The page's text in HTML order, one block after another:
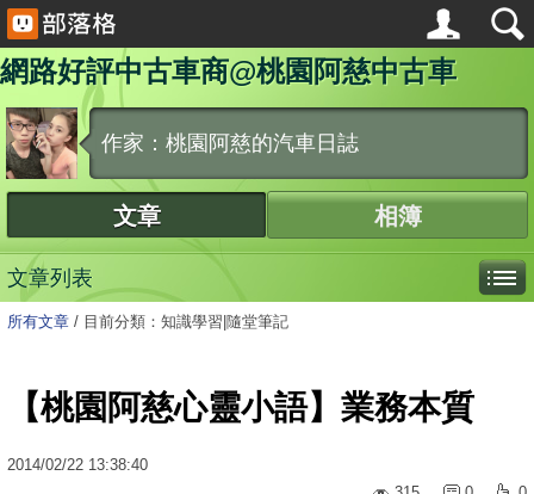
網路好評中古車商@桃園阿慈中古車
作家：桃園阿慈的汽車日誌
文章 相簿
文章列表
所有文章 / 目前分類：知識學習|隨堂筆記
【桃園阿慈心靈小語】業務本質
2014/02/22 13:38:40